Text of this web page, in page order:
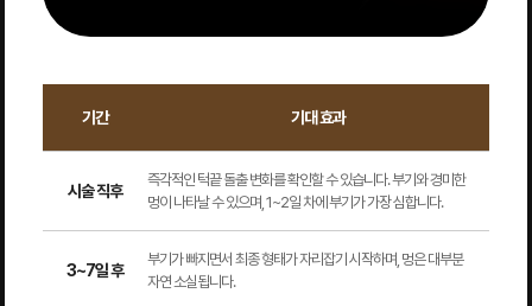
기간 기대 효과
시술 직후
즉각적인 턱끝 돌출 변화를 확인할 수 있습니다. 부기와 경미한
멍이 나타날 수 있으며, 1~2일 차에 부기가 가장 심합니다.
3~7일 후
부기가 빠지면서 최종 형태가 자리잡기 시작하며, 멍은 대부분
자연 소실됩니다.